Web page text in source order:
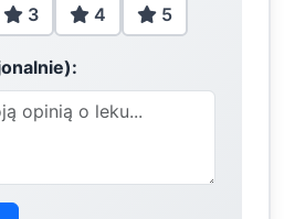
3 4 5